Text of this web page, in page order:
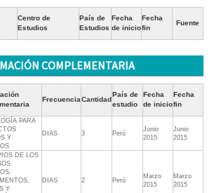
Centro de
Estudios
País de
Estudios
Fecha
de inicio
Fecha
fin
Fuente
COMPLEMENTARIA
FrecuenciaCantidad
País de
estudio
Fecha
de inicio
Fecha
fin
PARA
Y
DIAS 3 Perú
Junio
2015
Junio
2015
DE LOS
Y
DIAS 2 Perú
Marzo
2015
Marzo
2015